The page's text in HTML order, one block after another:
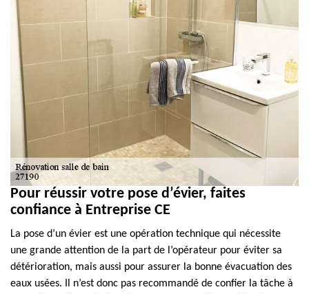
Pour réussir votre pose d’évier, faites
confiance à Entreprise CE
La pose d’un évier est une opération technique qui nécessite
une grande attention de la part de l’opérateur pour éviter sa
détérioration, mais aussi pour assurer la bonne évacuation des
eaux usées. Il n’est donc pas recommandé de confier la tâche à